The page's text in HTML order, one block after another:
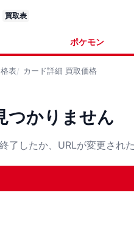
買取表
ポケモン
表 カード詳細 買取価格
つかりません
了したか、URLが変更され